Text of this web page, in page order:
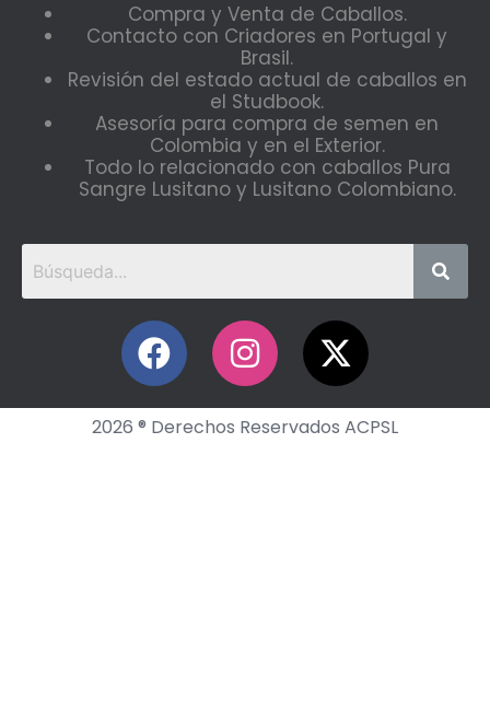
Compra y Venta de Caballos.
Contacto con Criadores en Portugal y
Brasil.
Revisión del estado actual de caballos en
el Studbook.
Asesoría para compra de semen en
Colombia y en el Exterior.
Todo lo relacionado con caballos Pura
Sangre Lusitano y Lusitano Colombiano.
2026 ® Derechos Reservados ACPSL